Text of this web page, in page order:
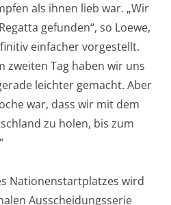
als ihnen lieb war. „Wir
gefunden“, so Loewe,
einfacher vorgestellt.
zweiten Tag haben wir uns
leichter gemacht. Aber
war, dass wir mit dem
zu holen, bis zum
Nationenstartplatzes wird
Ausscheidungsserie